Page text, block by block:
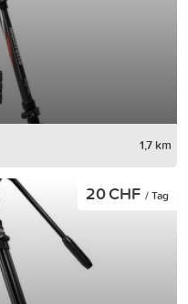
1,7 km
20 CHF / Tag